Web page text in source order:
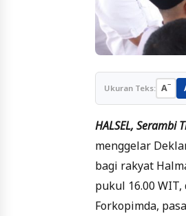
Ukuran Teks: A−
HALSEL, Serambi
menggelar
bagi rakyat
pukul 16.00
Forkopimda,